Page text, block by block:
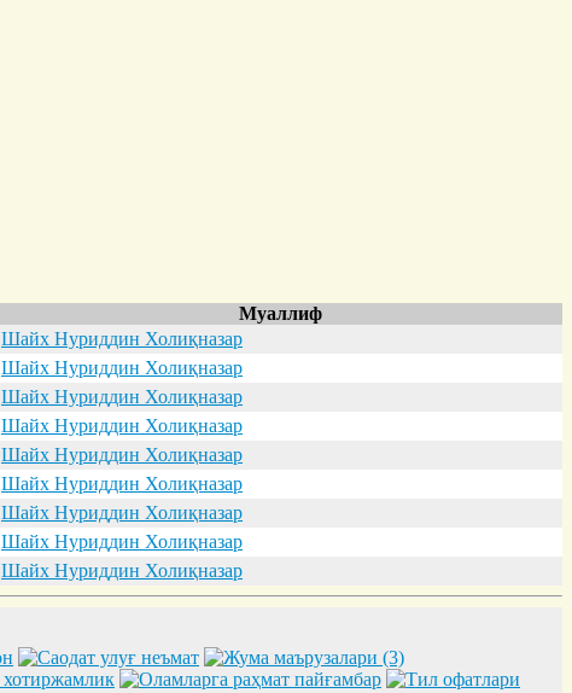
Муаллиф
Шайх Нуриддин Холиқназар
Шайх Нуриддин Холиқназар
Шайх Нуриддин Холиқназар
Шайх Нуриддин Холиқназар
Шайх Нуриддин Холиқназар
Шайх Нуриддин Холиқназар
Шайх Нуриддин Холиқназар
Шайх Нуриддин Холиқназар
Шайх Нуриддин Холиқназар